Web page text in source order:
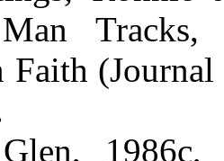
Tracks,
Faith